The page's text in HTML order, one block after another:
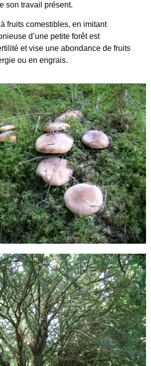
son travail présent.
fruits comestibles, en imitant
d’une petite forêt est
et vise une abondance de fruits
ou en engrais.